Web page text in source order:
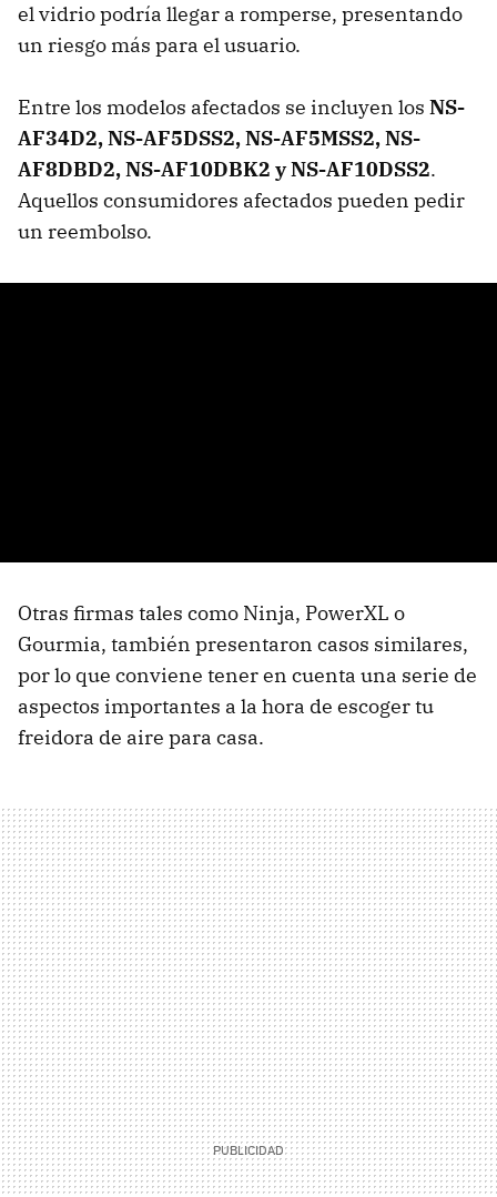
el vidrio podría llegar a romperse, presentando
un riesgo más para el usuario.
Entre los modelos afectados se incluyen los NS-
AF34D2, NS-AF5DSS2, NS-AF5MSS2, NS-
AF8DBD2, NS-AF10DBK2 y NS-AF10DSS2.
Aquellos consumidores afectados pueden pedir
un reembolso.
Otras firmas tales como Ninja, PowerXL o
Gourmia, también presentaron casos similares,
por lo que conviene tener en cuenta una serie de
aspectos importantes a la hora de escoger tu
freidora de aire para casa.